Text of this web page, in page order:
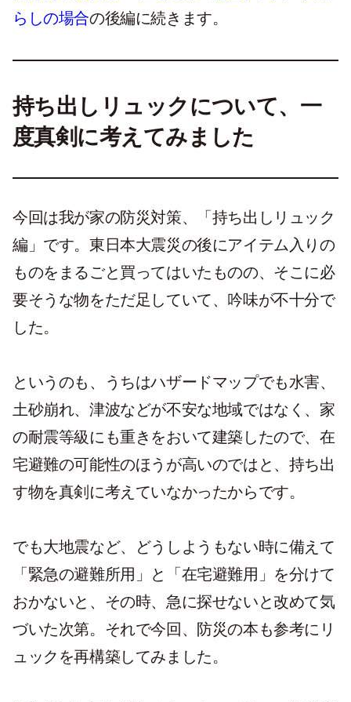
らしの場合の後編に続きます。
持ち出しリュックについて、一
度真剣に考えてみました
今回は我が家の防災対策、「持ち出しリュック
編」です。東日本大震災の後にアイテム入りの
ものをまるごと買ってはいたものの、そこに必
要そうな物をただ足していて、吟味が不十分で
した。
というのも、うちはハザードマップでも水害、
土砂崩れ、津波などが不安な地域ではなく、家
の耐震等級にも重きをおいて建築したので、在
宅避難の可能性のほうが高いのではと、持ち出
す物を真剣に考えていなかったからです。
でも大地震など、どうしようもない時に備えて
「緊急の避難所用」と「在宅避難用」を分けて
おかないと、その時、急に探せないと改めて気
づいた次第。それで今回、防災の本も参考にリ
ュックを再構築してみました。